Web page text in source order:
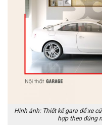
Hình ảnh: Thiết kế gara để xe
hợp theo đúng